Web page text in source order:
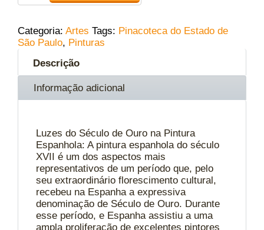
Categoria: Artes Tags: Pinacoteca do Estado de
São Paulo, Pinturas
Descrição
Informação adicional
Luzes do Século de Ouro na Pintura
Espanhola: A pintura espanhola do século
XVII é um dos aspectos mais
representativos de um período que, pelo
seu extraordinário florescimento cultural,
recebeu na Espanha a expressiva
denominação de Século de Ouro. Durante
esse período, e Espanha assistiu a uma
ampla proliferação de excelentes pintores